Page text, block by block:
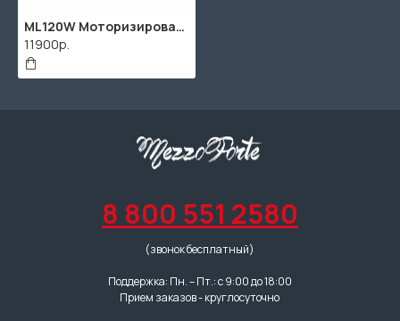
ML120W Моторизированная световая "голова", 180Вт, Bi Ray
11900р.
8 800 551 2580
(звонок бесплатный)
Поддержка: Пн. – Пт.: с 9:00 до 18:00
Прием заказов - круглосуточно